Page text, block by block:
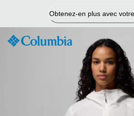
contenu
Obtenez-en plus avec